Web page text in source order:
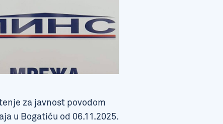
za javnost povodom
u Bogatiću od 06.11.2025.